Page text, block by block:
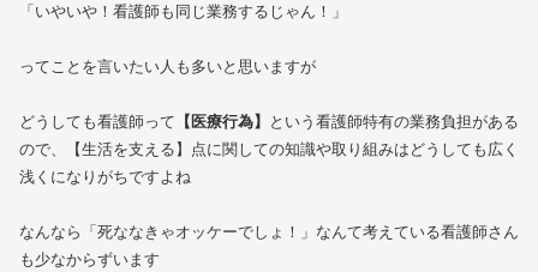
「いやいや！看護師も同じ業務するじゃん！」
ってことを言いたい人も多いと思いますが
どうしても看護師って 【医療行為】 という看護師特有の業務負担がある
ので、【生活を支える】点に関しての知識や取り組みはどうしても広く
浅くになりがちですよね
なんなら「死ななきゃオッケーでしょ！」なんて考えている看護師さん
も少なからずいます